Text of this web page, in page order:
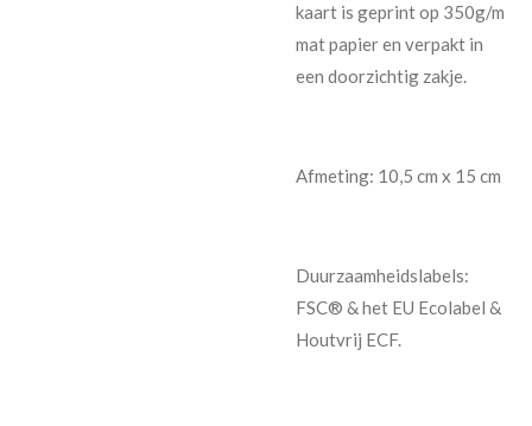
kaart is geprint op 350g/m
mat papier en verpakt in
een doorzichtig zakje.
Afmeting: 10,5 cm x 15 cm
Duurzaamheidslabels:
FSC® & het EU Ecolabel &
Houtvrij ECF.